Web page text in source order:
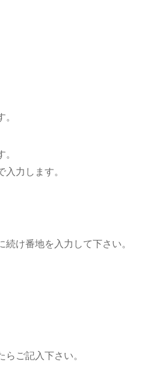
力します。
け番地を入力して下さい。
ご記入下さい。